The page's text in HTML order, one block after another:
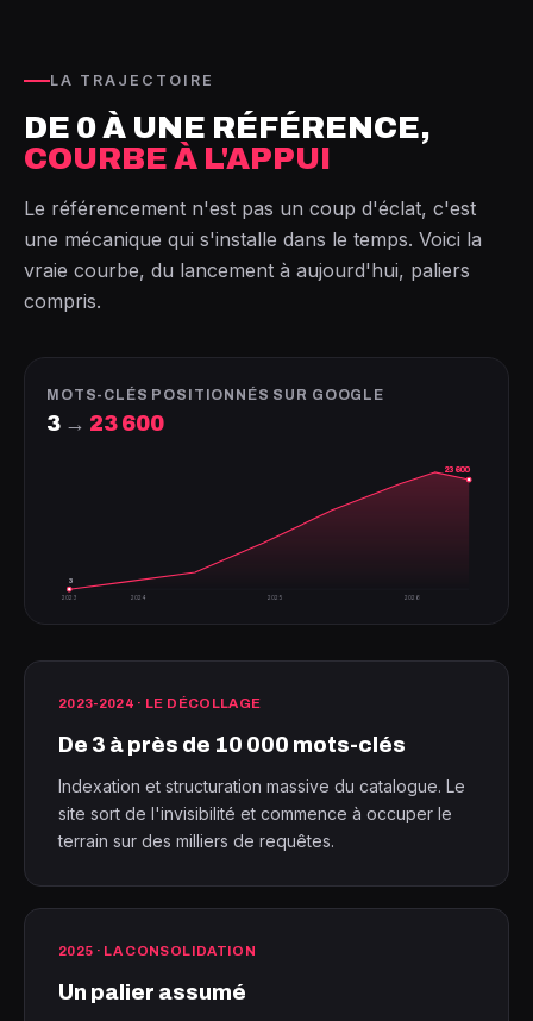
LA TRAJECTOIRE
DE 0 À UNE RÉFÉRENCE,
COURBE À L'APPUI
Le référencement n'est pas un coup d'éclat, c'est
une mécanique qui s'installe dans le temps. Voici la
vraie courbe, du lancement à aujourd'hui, paliers
compris.
MOTS-CLÉS POSITIONNÉS SUR GOOGLE
3 → 23 600
2023 2024 2025 2026
3
23 600
2023-2024 · LE DÉCOLLAGE
De 3 à près de 10 000 mots-clés
Indexation et structuration massive du catalogue. Le
site sort de l'invisibilité et commence à occuper le
terrain sur des milliers de requêtes.
2025 · LA CONSOLIDATION
Un palier assumé